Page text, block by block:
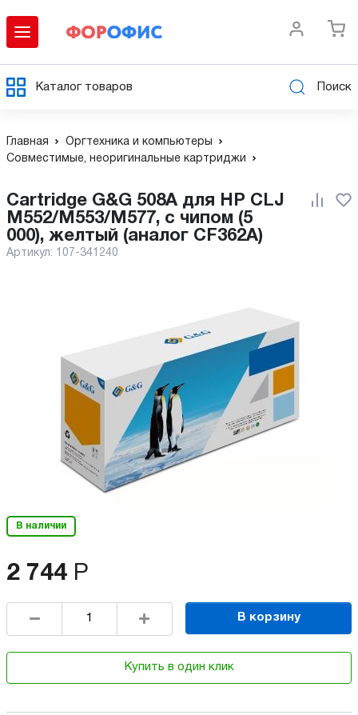
Каталог товаров Поиск
Главная
Оргтехника и компьютеры
Совместимые, неоригинальные картриджи
Cartridge G&G 508A для HP CLJ
M552/M553/M577, с чипом (5
000), желтый (аналог CF362A)
Артикул: 107-341240
В наличии
2 744 Р
В корзину
Купить в один клик